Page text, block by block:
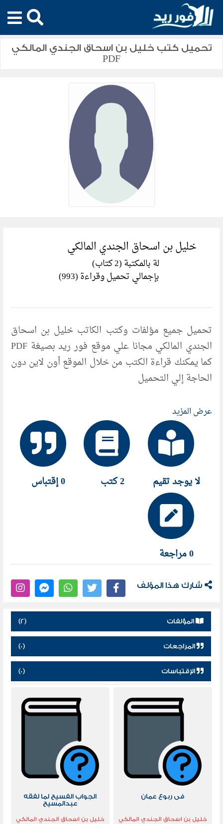
تحميل كتب خليل بن اسحاق الجندي المالكي
PDF
خليل بن اسحاق الجندي المالكي
لة بالمكتبة (2 كتاب)
بإجمالي تحميل وقراءة (993)
تحميل جميع مؤلفات وكتب الكاتب خليل بن اسحاق
الجندي المالكي مجانا علي موقع فور ريد بصيغة PDF
كما يمكنك قراءة الكتب من خلال الموقع أون لاين دون
الحاجة إلي التحميل
عرض المزيد
لا يوجد تقيم 2 كتب 0 إقتباس
0 مراجعة
شارك هذا المؤلف
المؤلفات (2)
المراجعات (0)
الإقتباسات (0)
فى ربوع عمان
خليل بن اسحاق الجندي المالكي
الجواب الفسيح لما لفقه
عبدالمسيح
خليل بن اسحاق الجندي المالكي